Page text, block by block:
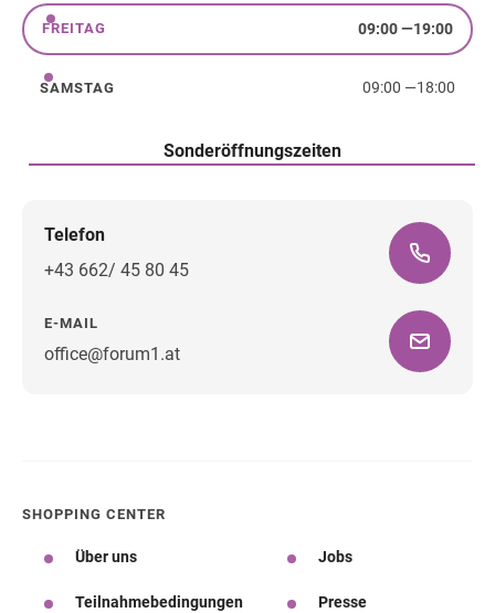
Freitag
FREITAG 09:00—19:00
Samstag
SAMSTAG 09:00 —18:00
Sonderöffnungszeiten
Telefon
+43 662/ 45 80 45
E-MAIL
office@forum1.at
SHOPPING CENTER
Über uns Jobs
Teilnahmebedingungen Presse